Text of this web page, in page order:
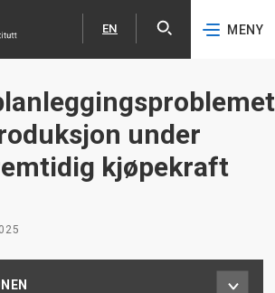
EN
English MENY
under
kjøpekraft